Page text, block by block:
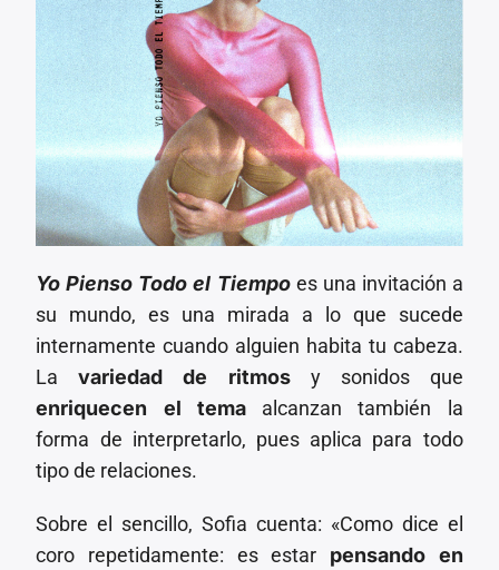
Yo Pienso Todo el Tiempoes una invitación a
su mundo, es una mirada a lo que sucede
internamente cuando alguien habita tu cabeza.
Lavariedad de ritmosy sonidos que
enriquecen el temaalcanzan también la
forma de interpretarlo, pues aplica para todo
tipo de relaciones.
Sobre el sencillo, Sofia cuenta: «Como dice el
coro repetidamente: es estar pensando en